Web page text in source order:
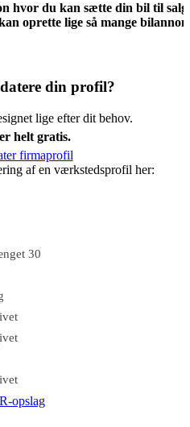
hvor du kan sætte din bil til salg
oprette lige så mange
din profil?
lige efter dit behov.
helt gratis.
firmaprofil
af en værkstedsprofil her:
30
opslag